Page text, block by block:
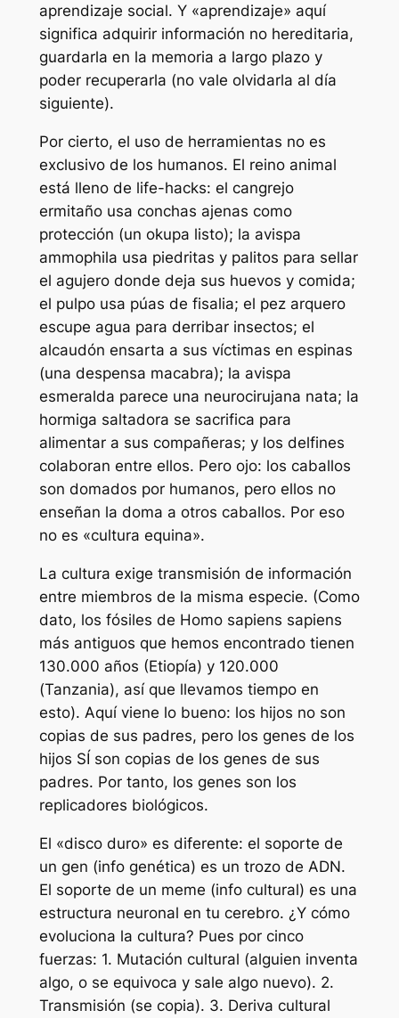
aprendizaje social. Y «aprendizaje» aquí
significa adquirir información no hereditaria,
guardarla en la memoria a largo plazo y
poder recuperarla (no vale olvidarla al día
siguiente).
Por cierto, el uso de herramientas no es
exclusivo de los humanos. El reino animal
está lleno de life-hacks: el cangrejo
ermitaño usa conchas ajenas como
protección (un okupa listo); la avispa
ammophila usa piedritas y palitos para sellar
el agujero donde deja sus huevos y comida;
el pulpo usa púas de fisalia; el pez arquero
escupe agua para derribar insectos; el
alcaudón ensarta a sus víctimas en espinas
(una despensa macabra); la avispa
esmeralda parece una neurocirujana nata; la
hormiga saltadora se sacrifica para
alimentar a sus compañeras; y los delfines
colaboran entre ellos. Pero ojo: los caballos
son domados por humanos, pero ellos no
enseñan la doma a otros caballos. Por eso
no es «cultura equina».
La cultura exige transmisión de información
entre miembros de la misma especie. (Como
dato, los fósiles de Homo sapiens sapiens
más antiguos que hemos encontrado tienen
130.000 años (Etiopía) y 120.000
(Tanzania), así que llevamos tiempo en
esto). Aquí viene lo bueno: los hijos no son
copias de sus padres, pero los genes de los
hijos SÍ son copias de los genes de sus
padres. Por tanto, los genes son los
replicadores biológicos.
El «disco duro» es diferente: el soporte de
un gen (info genética) es un trozo de ADN.
El soporte de un meme (info cultural) es una
estructura neuronal en tu cerebro. ¿Y cómo
evoluciona la cultura? Pues por cinco
fuerzas: 1. Mutación cultural (alguien inventa
algo, o se equivoca y sale algo nuevo). 2.
Transmisión (se copia). 3. Deriva cultural